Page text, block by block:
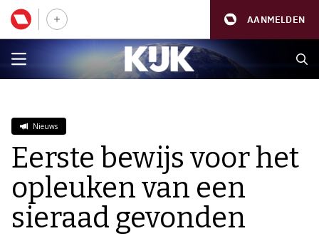
AANMELDEN
Nieuws
Eerste bewijs voor het
opleuken van een
sieraad gevonden